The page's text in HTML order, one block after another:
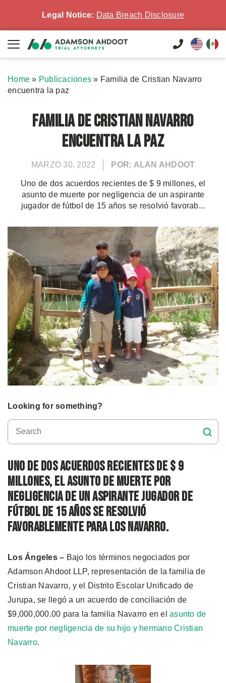
Legal Notice: Data Breach Disclosure
Home » Publicaciones » Familia de Cristian Navarro
encuentra la paz
Familia de Cristian Navarro
encuentra la paz
MARZO 30, 2022 POR: ALAN AHDOOT
Uno de dos acuerdos recientes de $ 9 millones, el
asunto de muerte por negligencia de un aspirante
jugador de fútbol de 15 años se resolvió favorab...
Looking for something?
Uno de dos acuerdos recientes de $ 9
millones, el asunto de muerte por
negligencia de un aspirante jugador de
fútbol de 15 años se resolvió
favorablemente para los Navarro.
Los Ángeles – Bajo los términos negociados por
Adamson Ahdoot LLP, representación de la familia de
Cristian Navarro, y el Distrito Escolar Unificado de
Jurupa, se llegó a un acuerdo de conciliación de
$9,000,000.00 para la familia Navarro en el asunto de
muerte por negligencia de su hijo y hermano Cristian
Navarro.